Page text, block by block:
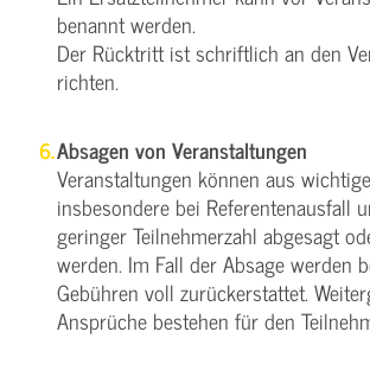
benannt werden.
Der Rücktritt ist schriftlich an den
richten.
Absagen von Veranstaltungen
Veranstaltungen können aus
insbesondere bei Referentenausfall
geringer Teilnehmerzahl abgesagt
werden. Im Fall der Absage werden
Gebühren voll zurückerstattet.
Ansprüche bestehen für den